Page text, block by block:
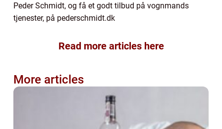
Peder Schmidt, og få et godt tilbud på vognmands
tjenester, på pederschmidt.dk
Read more articles here
More articles